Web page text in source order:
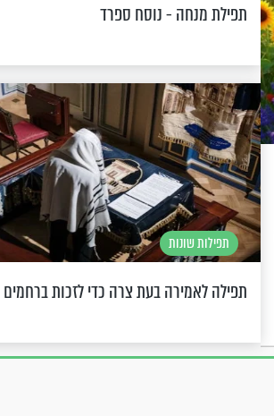
תפילת מנחה - נוסח ספרד
תפילות שונות
תפילה לאמירה בעת צרה כדי לזכות ברחמים